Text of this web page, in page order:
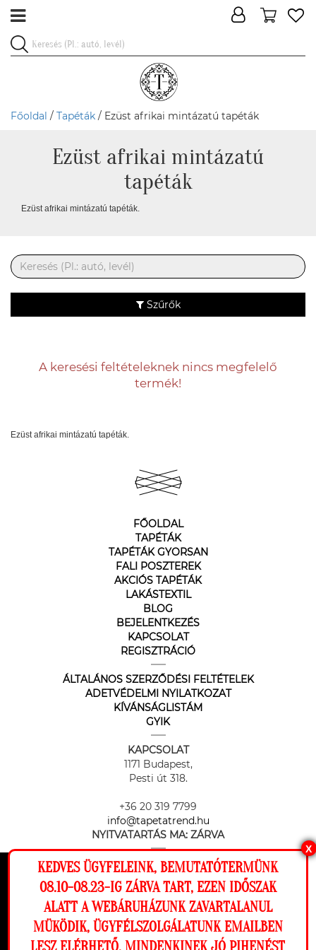
Ez a weboldal cookie-kat használ, hogy a
lehető legjobb élményt nyújtsa honlapunkon.
Beállítások
Főoldal / Tapéták / Ezüst afrikai mintázatú tapéták
Ezüst afrikai mintázatú
tapéták
Ezüst afrikai mintázatú tapéták.
Szűrők
A keresési feltételeknek nincs megfelelő
termék!
Ezüst afrikai mintázatú tapéták.
FŐOLDAL
TAPÉTÁK
TAPÉTÁK GYORSAN
FALI POSZTEREK
AKCIÓS TAPÉTÁK
LAKÁSTEXTIL
BLOG
BEJELENTKEZÉS
KAPCSOLAT
REGISZTRÁCIÓ
ÁLTALÁNOS SZERZŐDÉSI FELTÉTELEK
ADETVÉDELMI NYILATKOZAT
KÍVÁNSÁGLISTÁM
GYIK
KAPCSOLAT
1171 Budapest,
Pesti út 318.
+36 20 319 7799
info@tapetatrend.hu
NYITVATARTÁS MA: ZÁRVA
Az online fizetést a Barion Payment Zrt. biztosítja, MNB engedély
száma: H-EN-I-1064/2013
X
KEDVES ÜGYFELEINK, BEMUTATÓTERMÜNK
08.10-08.23-IG ZÁRVA TART, EZEN IDŐSZAK
ALATT A WEBÁRUHÁZUNK ZAVARTALANUL
MÜKÖDIK, ÜGYFÉLSZOLGÁLATUNK EMAILBEN